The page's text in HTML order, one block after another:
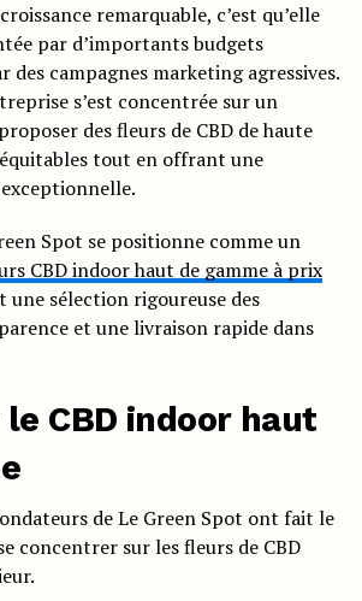
remarquable, c’est qu’elle
par d’importants budgets
des campagnes marketing agressives.
s’est concentrée sur un
des fleurs de CBD de haute
tout en offrant une
Spot se positionne comme un
CBD indoor haut de gamme à prix
une sélection rigoureuse des
et une livraison rapide dans
CBD indoor haut
de Le Green Spot ont fait le
concentrer sur les fleurs de CBD